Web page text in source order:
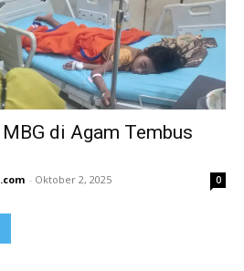
di Agam Tembus
- Oktober 2, 2025 0